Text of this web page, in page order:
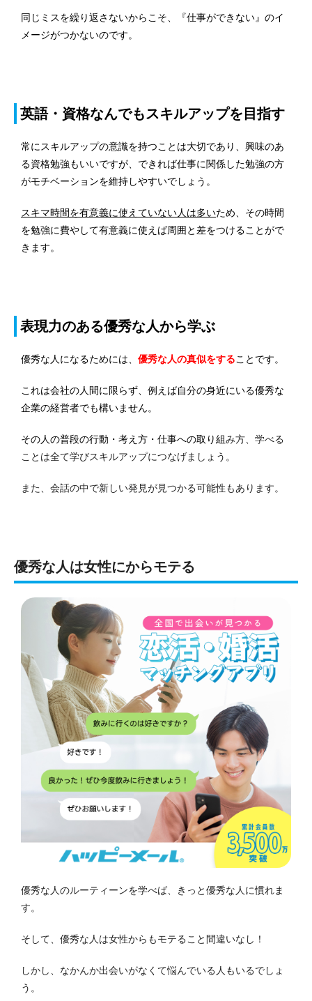
同じミスを繰り返さないからこそ、『仕事ができない』のイ
メージがつかないのです。
英語・資格なんでもスキルアップを目指す
常にスキルアップの意識を持つことは大切であり、興味のあ
る資格勉強もいいですが、できれば仕事に関係した勉強の方
がモチベーションを維持しやすいでしょう。
スキマ時間を有意義に使えていない人は多いため、その時間
を勉強に費やして有意義に使えば周囲と差をつけることがで
きます。
表現力のある優秀な人から学ぶ
優秀な人になるためには、 優秀な人の真似をすることです。
これは会社の人間に限らず、例えば自分の身近にいる優秀な
企業の経営者でも構いません。
その人の普段の行動・考え方・仕事への取り組み方、学べる
ことは全て学びスキルアップにつなげましょう。
また、会話の中で新しい発見が見つかる可能性もあります。
優秀な人は女性にからモテる
優秀な人のルーティーンを学べば、きっと優秀な人に慣れま
す。
そして、優秀な人は女性からもモテること間違いなし！
しかし、なかんか出会いがなくて悩んでいる人もいるでしょ
う。